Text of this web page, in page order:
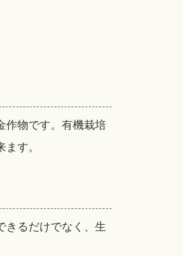
作物です。有機栽培
す。
きるだけでなく、生